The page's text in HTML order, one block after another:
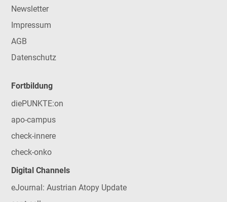
Newsletter
Impressum
AGB
Datenschutz
Fortbildung
diePUNKTE:on
apo-campus
check-innere
check-onko
Digital Channels
eJournal: Austrian Atopy Update